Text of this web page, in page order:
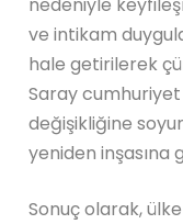
ve intikam
hale getirilerek
Saray
değişikliğine
yeniden inşasına
Sonuç olarak,